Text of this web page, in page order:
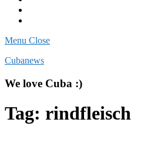
Menu Close
Cubanews
We love Cuba :)
Tag: rindfleisch